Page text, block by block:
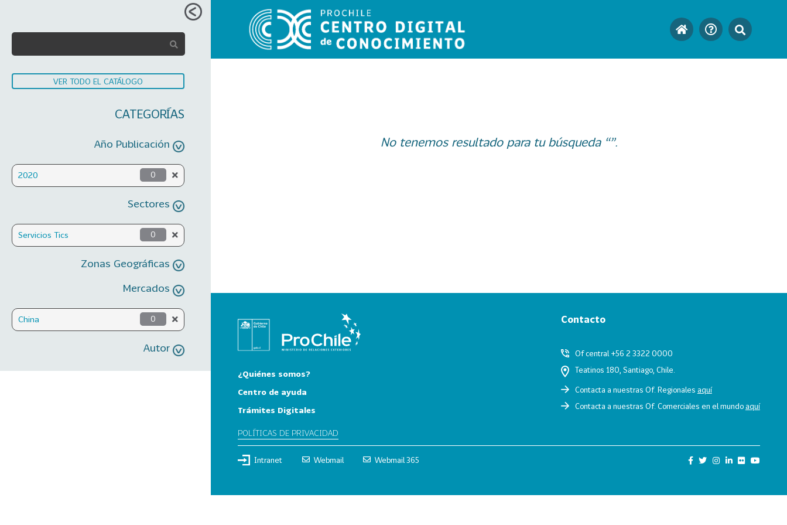
VER TODO EL CATÁLOGO
CATEGORÍAS
Año Publicación
2020 0
Sectores
Servicios Tics 0
Zonas Geográficas
Mercados
China 0
Autor
No tenemos resultado para tu búsqueda “”.
¿Quiénes somos?
Centro de ayuda
Trámites Digitales
POLÍTICAS DE PRIVACIDAD
Contacto
Of central +56 2 3322 0000
Teatinos 180, Santiago, Chile.
Contacta a nuestras Of. Regionales aquí
Contacta a nuestras Of. Comerciales en el mundoaquí
Intranet Webmail Webmail 365